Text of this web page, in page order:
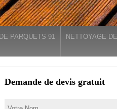
PARQUETS 91 NETTOYAGE
Demande de devis gratuit